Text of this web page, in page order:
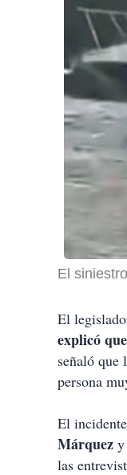
El
El
explicó
señaló que
persona
El
Márquez y
las